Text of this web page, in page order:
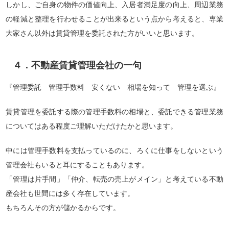
しかし、ご自身の物件の価値向上、入居者満足度の向上、周辺業務
の軽減と整理を行わせることが出来るという点から考えると、専業
大家さん以外は賃貸管理を委託された方がいいと思います。
４．不動産賃貸管理会社の一句
『管理委託 管理手数料 安くない 相場を知って 管理を選ぶ』
賃貸管理を委託する際の管理手数料の相場と、委託できる管理業務
についてはある程度ご理解いただけたかと思います。
中には管理手数料を支払っているのに、ろくに仕事をしないという
管理会社もいると耳にすることもあります。
「管理は片手間」「仲介、転売の売上がメイン」と考えている不動
産会社も世間には多く存在しています。
もちろんその方が儲かるからです。